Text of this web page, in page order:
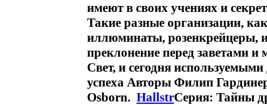
имеют в своих учениях и
Такие разные организации,
иллюминаты, розенкрейцеры,
преклонение перед заветами
Свет, и сегодня
успеха Авторы Филип
Osborn. HallstrСерия: Тайны